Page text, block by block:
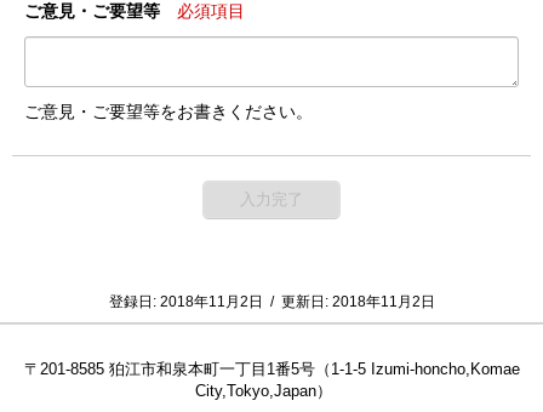
ご意見・ご要望等 必須項目
ご意見・ご要望等をお書きください。
登録日: 2018年11月2日 / 更新日: 2018年11月2日
〒201-8585 狛江市和泉本町一丁目1番5号（1-1-5 Izumi-honcho,Komae
City,Tokyo,Japan）